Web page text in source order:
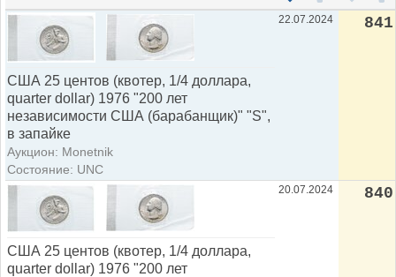
США 25 центов (квотер, 1/4 доллара,
quarter dollar) 1976 "200 лет
независимости США (барабанщик)" "S",
в запайке
Аукцион: Monetnik
Состояние: UNC
22.07.2024 841
США 25 центов (квотер, 1/4 доллара,
quarter dollar) 1976 "200 лет
20.07.2024 840